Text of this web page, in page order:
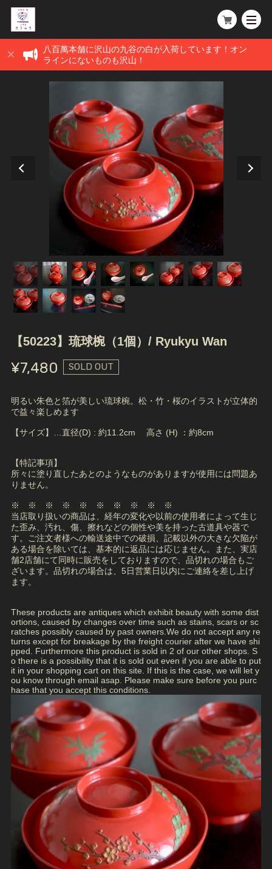
八百萬本舗に沢山の九谷の白が入荷しています！オン
ラインにないものも沢山！
【50223】琉球椀（1個）/ Ryukyu Wan
¥7,480 SOLD OUT
明るい朱色と箔が美しい琉球椀。松・竹・桜のイラストが立体的
で益々楽しめます
【サイズ】…直径(D) : 約11.2cm 高さ (H) ：約8cm
【特記事項】
所々に塗り直したあとのようなものがありますが使用には問題あ
りません。
※ ※ ※ ※ ※ ※ ※ ※ ※ ※
当店取り扱いの商品は、経年の変化や以前の使用者によって生じ
た歪み、汚れ、傷、擦れなどの個性や美を持った古道具や器で
す。ご注文者様への輸送途中での破損、記載以外の大きな欠陥が
ある場合を除いては、基本的に返品には応じません。また、実店
舗2店舗にて同時に販売をしておりますので、品切れの場合もご
ざいます。品切れの場合は、5日営業日以内にご連絡を差し上げ
ます。
These products are antiques which exhibit beauty with some dist
ortions, caused by changes over time such as stains, scars or sc
ratches possibly caused by past owners.We do not accept any re
turns except for breakage by the freight courier after we have shi
pped. Furthermore this product is sold in 2 of our other shops. S
o there is a possibility that it is sold out even if you are able to put
it in your shopping cart on this site. If this is the case, we will let y
ou know through email asap. Please make sure before you purc
hase that you accept this conditions.